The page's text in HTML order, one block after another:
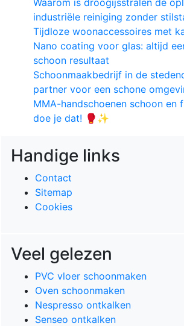
industriële reiniging zonder
Tijdloze woonaccessoires met
Nano coating voor glas: altijd
schoon resultaat
Schoonmaakbedrijf in de
partner voor een schone
MMA-handschoenen schoon en
doe je dat! 🥊✨
Handige links
Contact
Sitemap
Cookies
Veel gelezen
PVC vloer schoonmaken
Oven schoonmaken
Nespresso ontkalken
Senseo ontkalken